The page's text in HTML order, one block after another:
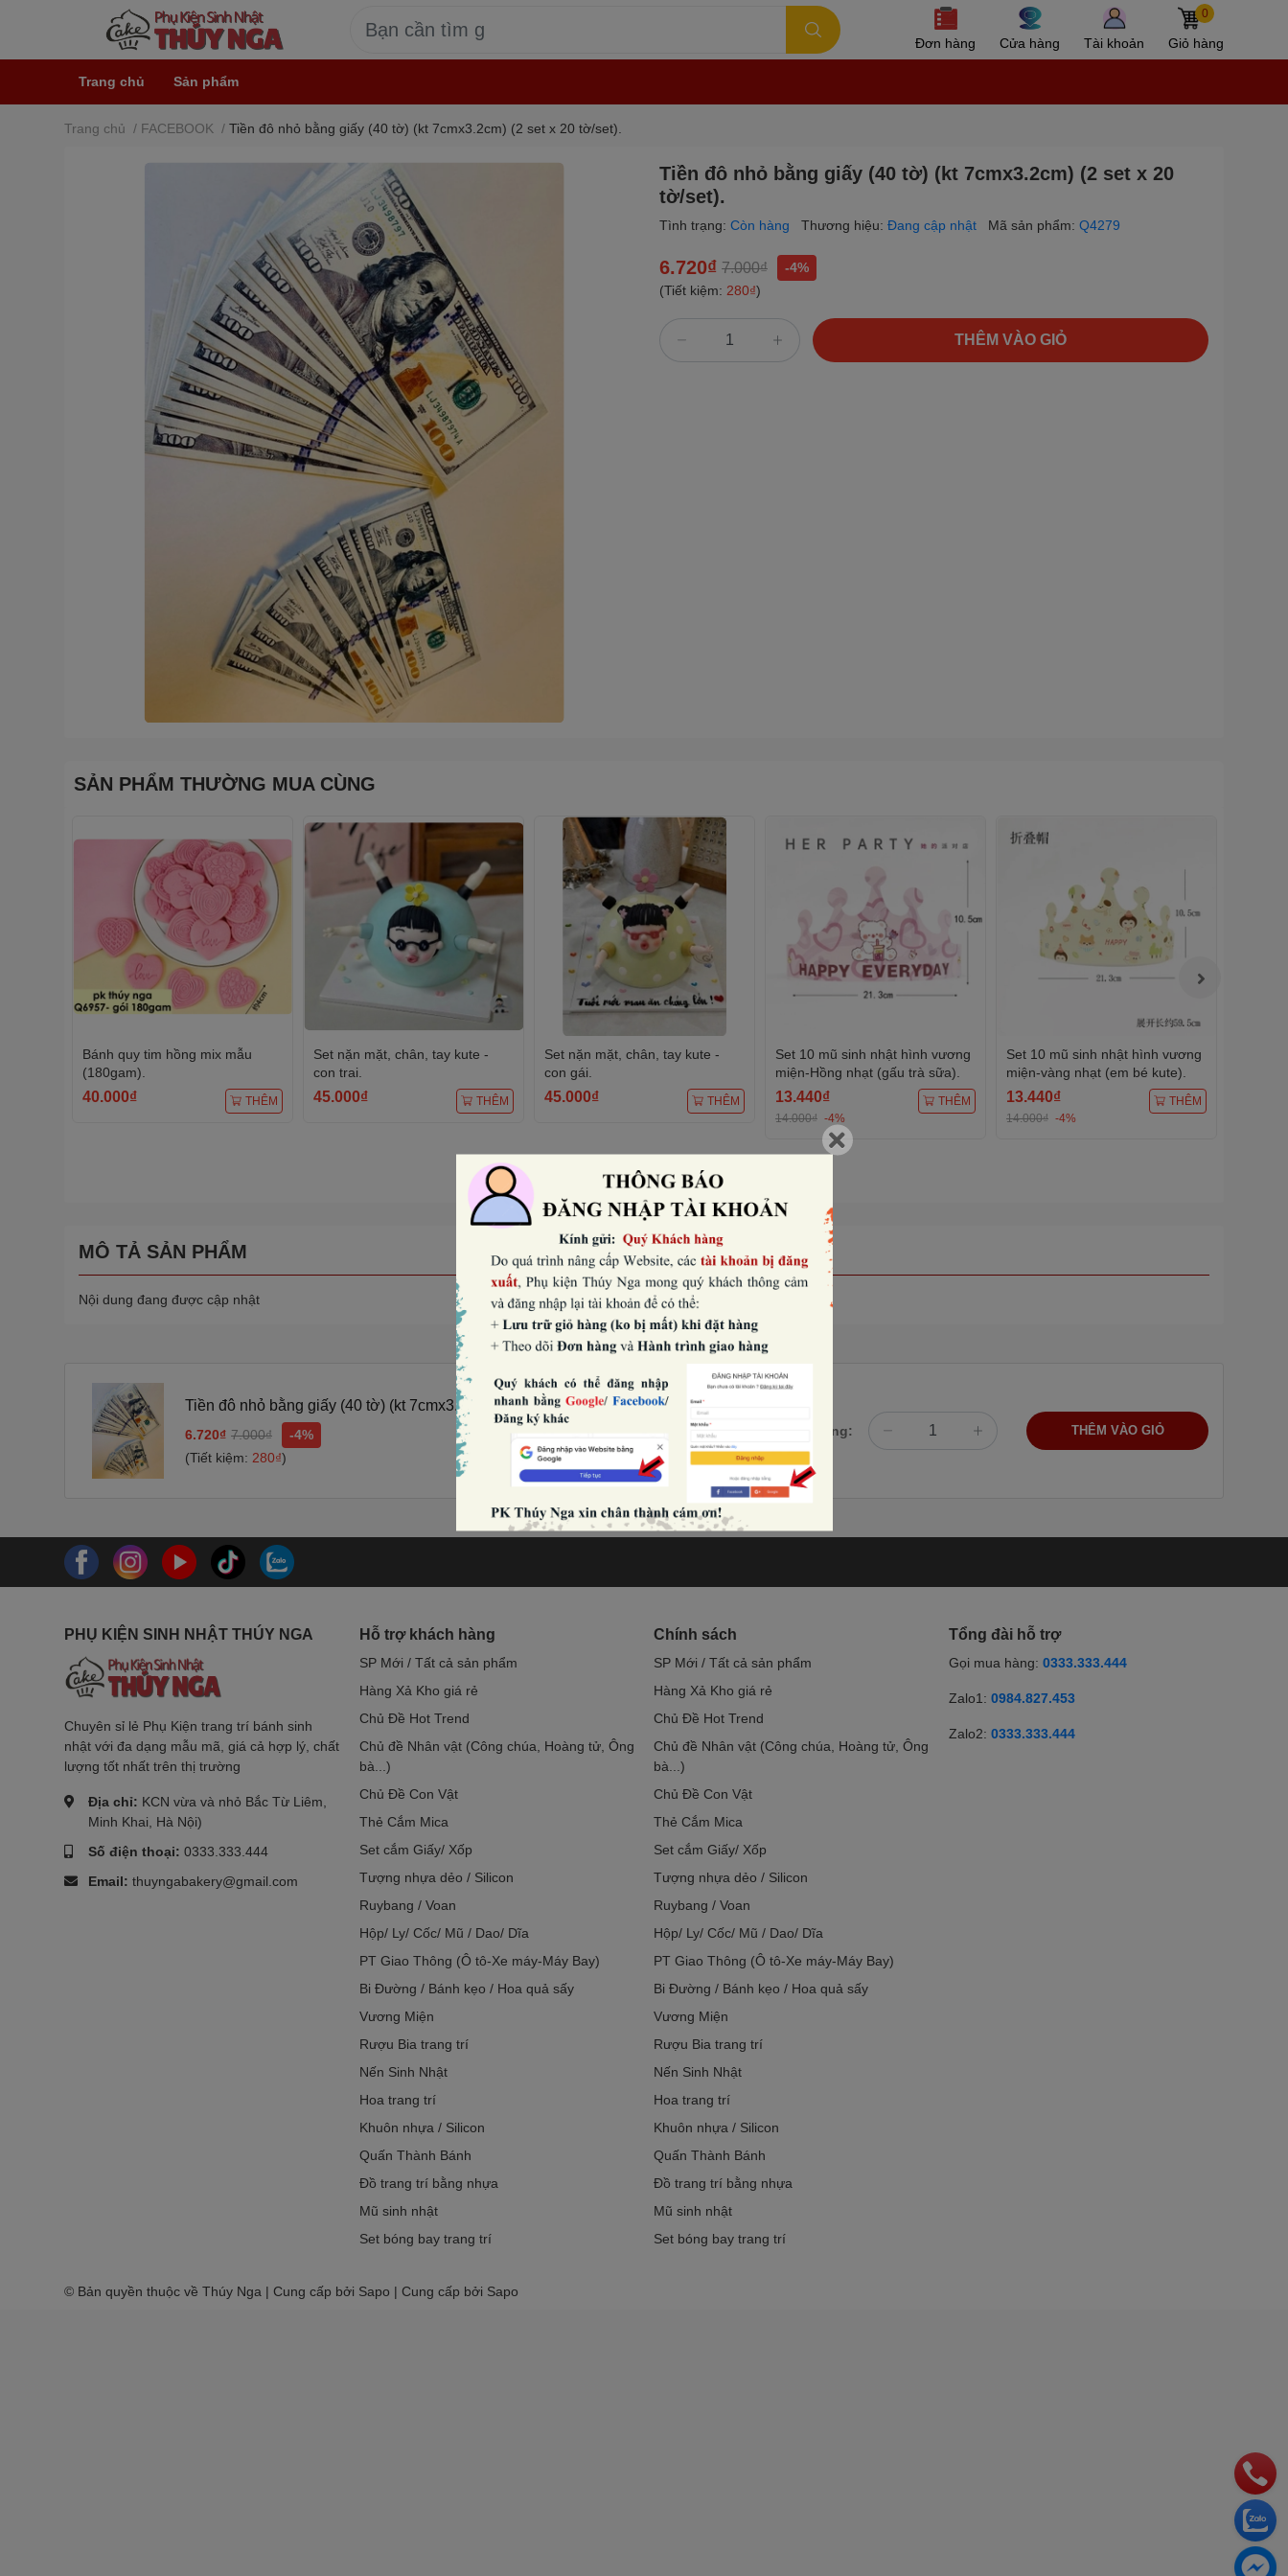
Đơn hàng Cửa hàng Tài khoản
0
Giỏ hàng
Trang chủ Sản phẩm
Trang chủ / FACEBOOK / Tiền đô nhỏ bằng giấy (40 tờ) (kt 7cmx3.2cm) (2 set x 20 tờ/set).
Tiền đô nhỏ bằng giấy (40 tờ) (kt 7cmx3.2cm) (2 set x 20
tờ/set).
Tình trạng: Còn hàng Thương hiệu: Đang cập nhật Mã sản phẩm: Q4279
6.720₫ 7.000₫
-4%
(Tiết kiệm: 280₫)
THÊM VÀO GIỎ
SẢN PHẨM THƯỜNG MUA CÙNG
Bánh quy tim hồng mix mẫu
(180gam).
40.000₫ THÊM
Set nặn mặt, chân, tay kute -
con trai.
45.000₫ THÊM
Set nặn mặt, chân, tay kute -
con gái.
45.000₫ THÊM
Set 10 mũ sinh nhật hình vương
miện-Hồng nhạt (gấu trà sữa).
13.440₫
14.000₫ -4%
THÊM
Set 10 mũ sinh nhật hình vương
miện-vàng nhạt (em bé kute).
13.440₫
14.000₫ -4%
THÊM
Xem tất cả
MÔ TẢ SẢN PHẨM
Nội dung đang được cập nhật
Tiền đô nhỏ bằng giấy (40 tờ) (kt 7cmx3.2cm) (2 set x 20 tờ/set).
6.720₫ 7.000₫
-4%
(Tiết kiệm: 280₫)
Số lượng: THÊM VÀO GIỎ
PHỤ KIỆN SINH NHẬT THÚY NGA
Chuyên sỉ lẻ Phụ Kiện trang trí bánh sinh
nhật với đa dạng mẫu mã, giá cả hợp lý, chất
lượng tốt nhất trên thị trường
Địa chỉ: KCN vừa và nhỏ Bắc Từ Liêm,
Minh Khai, Hà Nội)
Số điện thoại: 0333.333.444
Email: thuyngabakery@gmail.com
Hỗ trợ khách hàng
SP Mới / Tất cả sản phẩm
Hàng Xả Kho giá rẻ
Chủ Đề Hot Trend
Chủ đề Nhân vật (Công chúa, Hoàng tử, Ông
bà...)
Chủ Đề Con Vật
Thẻ Cắm Mica
Set cắm Giấy/ Xốp
Tượng nhựa dẻo / Silicon
Ruybang / Voan
Hộp/ Ly/ Cốc/ Mũ / Dao/ Dĩa
PT Giao Thông (Ô tô-Xe máy-Máy Bay)
Bi Đường / Bánh kẹo / Hoa quả sấy
Vương Miện
Rượu Bia trang trí
Nến Sinh Nhật
Hoa trang trí
Khuôn nhựa / Silicon
Quấn Thành Bánh
Đồ trang trí bằng nhựa
Mũ sinh nhật
Set bóng bay trang trí
Chính sách
SP Mới / Tất cả sản phẩm
Hàng Xả Kho giá rẻ
Chủ Đề Hot Trend
Chủ đề Nhân vật (Công chúa, Hoàng tử, Ông
bà...)
Chủ Đề Con Vật
Thẻ Cắm Mica
Set cắm Giấy/ Xốp
Tượng nhựa dẻo / Silicon
Ruybang / Voan
Hộp/ Ly/ Cốc/ Mũ / Dao/ Dĩa
PT Giao Thông (Ô tô-Xe máy-Máy Bay)
Bi Đường / Bánh kẹo / Hoa quả sấy
Vương Miện
Rượu Bia trang trí
Nến Sinh Nhật
Hoa trang trí
Khuôn nhựa / Silicon
Quấn Thành Bánh
Đồ trang trí bằng nhựa
Mũ sinh nhật
Set bóng bay trang trí
Tổng đài hỗ trợ
Gọi mua hàng: 0333.333.444
Zalo1: 0984.827.453
Zalo2: 0333.333.444
© Bản quyền thuộc về Thúy Nga | Cung cấp bởi Sapo | Cung cấp bởi Sapo